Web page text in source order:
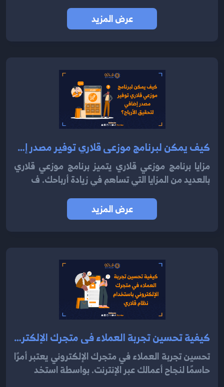
عرض المزيد
كيف يمكن لبرنامج موزعي قلاري توفير مصدر إضافي لتحقيق الأرباح 2024؟
مزايا برنامج موزعي قلاري يتميز برنامج موزعي قلاري
بالعديد من المزايا التي تساهم في زيادة أرباحك. ف
عرض المزيد
كيفية تحسين تجربة العملاء في متجرك الإلكتروني باستخدام نظام قلاري 2024
تحسين تجربة العملاء في متجرك الإلكتروني يعتبر أمرًا
حاسمًا لنجاح أعمالك عبر الإنترنت. بواسطة استخد